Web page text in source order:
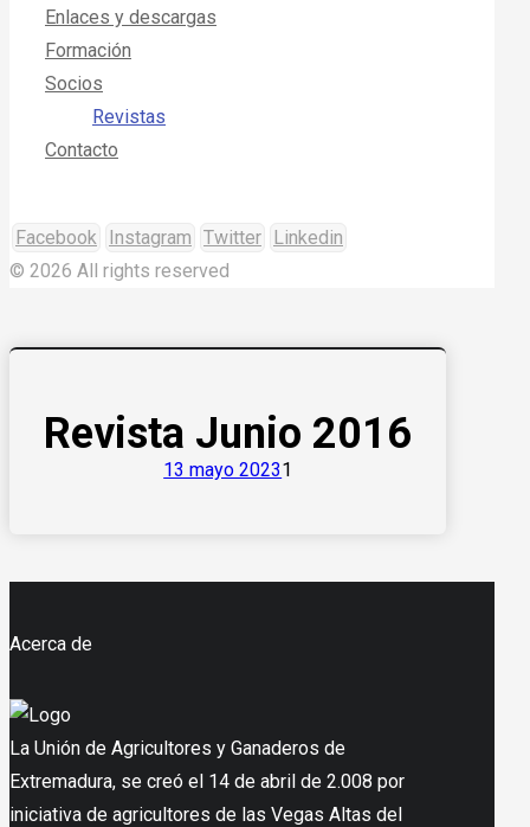
Enlaces y descargas
Formación
Socios
Revistas
Contacto
Facebook Instagram Twitter Linkedin
© 2026 All rights reserved
Revista Junio 2016
13 mayo 20231
Acerca de
La Unión de Agricultores y Ganaderos de
Extremadura, se creó el 14 de abril de 2.008 por
iniciativa de agricultores de las Vegas Altas del